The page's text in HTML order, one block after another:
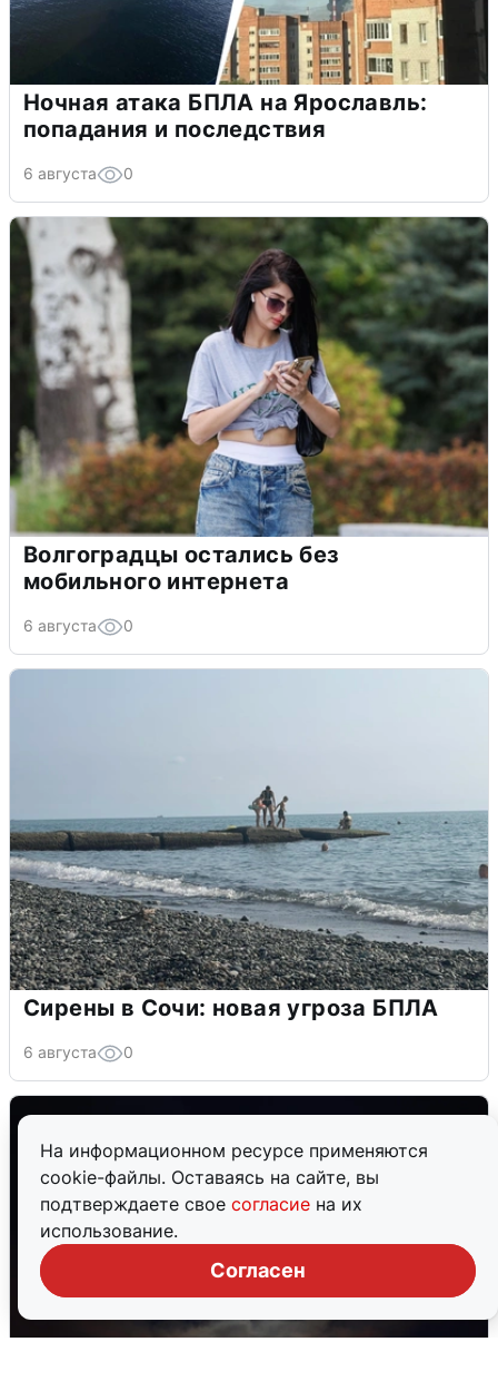
На информационном ресурсе применяются
cookie-файлы. Оставаясь на сайте, вы
подтверждаете свое согласие на их
использование.
Согласен
Ночная атака БПЛА на Ярославль:
попадания и последствия
6 августа 0
Волгоградцы остались без
мобильного интернета
6 августа 0
Сирены в Сочи: новая угроза БПЛА
6 августа 0